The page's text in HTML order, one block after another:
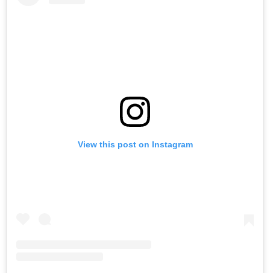
View this post on Instagram